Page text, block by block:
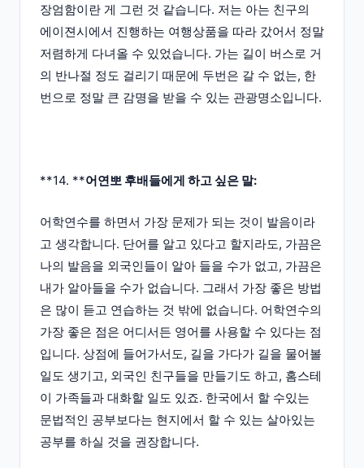
장엄함이란 게 그런 것 같습니다. 저는 아는 친구의
에이젼시에서 진행하는 여행상품을 따라 갔어서 정말
저렴하게 다녀올 수 있었습니다. 가는 길이 버스로 거
의 반나절 정도 걸리기 때문에 두번은 갈 수 없는, 한
번으로 정말 큰 감명을 받을 수 있는 관광명소입니다.
**14. **어연뽀 후배들에게 하고 싶은 말:
어학연수를 하면서 가장 문제가 되는 것이 발음이라
고 생각합니다. 단어를 알고 있다고 할지라도, 가끔은
나의 발음을 외국인들이 알아 들을 수가 없고, 가끔은
내가 알아들을 수가 없습니다. 그래서 가장 좋은 방법
은 많이 듣고 연습하는 것 밖에 없습니다. 어학연수의
가장 좋은 점은 어디서든 영어를 사용할 수 있다는 점
입니다. 상점에 들어가서도, 길을 가다가 길을 물어볼
일도 생기고, 외국인 친구들을 만들기도 하고, 홈스테
이 가족들과 대화할 일도 있죠. 한국에서 할 수있는
문법적인 공부보다는 현지에서 할 수 있는 살아있는
공부를 하실 것을 권장합니다.